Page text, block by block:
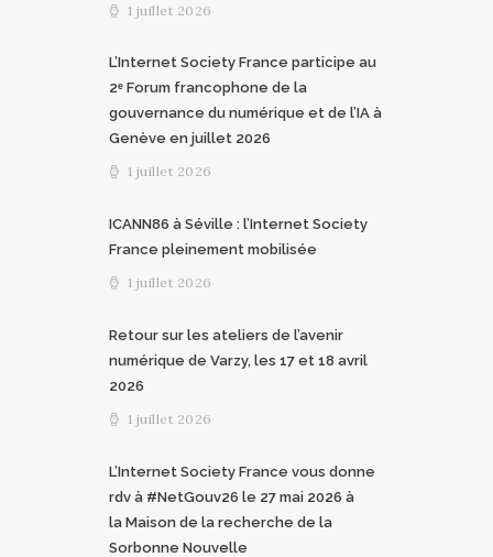
1 juillet 2026
L’Internet Society France participe au
2ᵉ Forum francophone de la
gouvernance du numérique et de l’IA à
Genève en juillet 2026
1 juillet 2026
ICANN86 à Séville : l’Internet Society
France pleinement mobilisée
1 juillet 2026
Retour sur les ateliers de l’avenir
numérique de Varzy, les 17 et 18 avril
2026
1 juillet 2026
L’Internet Society France vous donne
rdv à #NetGouv26 le 27 mai 2026 à
la Maison de la recherche de la
Sorbonne Nouvelle